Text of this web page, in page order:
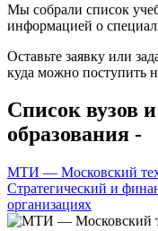
Мы собрали список
информацией о
Оставьте заявку или
куда можно поступить
Список вузов
образования -
МТИ — Московский
Стратегический и
организациях